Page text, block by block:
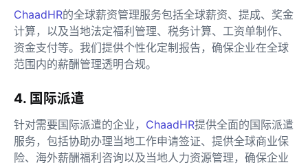
ChaadHR的全球薪资管理服务包括全球薪资、提成、奖金
计算，以及当地法定福利管理、税务计算、工资单制作、
资金支付等。我们提供个性化定制报告，确保企业在全球
范围内的薪酬管理透明合规。
4. 国际派遣
针对需要国际派遣的企业， ChaadHR提供全面的国际派遣
服务，包括协助办理当地工作申请签证、提供全球商业保
险、海外薪酬福利咨询以及当地人力资源管理，确保企业